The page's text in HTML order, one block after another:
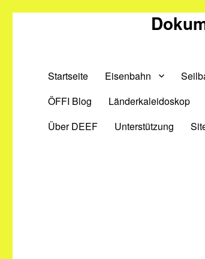
Startseite Eisenbahn
ÖFFI Blog
Länderkaleidoskop
Über DEEF
Unterstützung